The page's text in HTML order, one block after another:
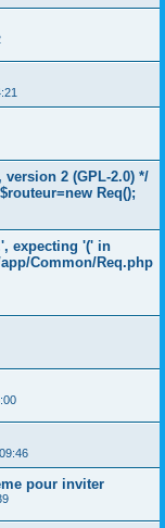
2 (GPL-2.0) */
Req();
expecting '(' in
Common/Req.php
pour inviter